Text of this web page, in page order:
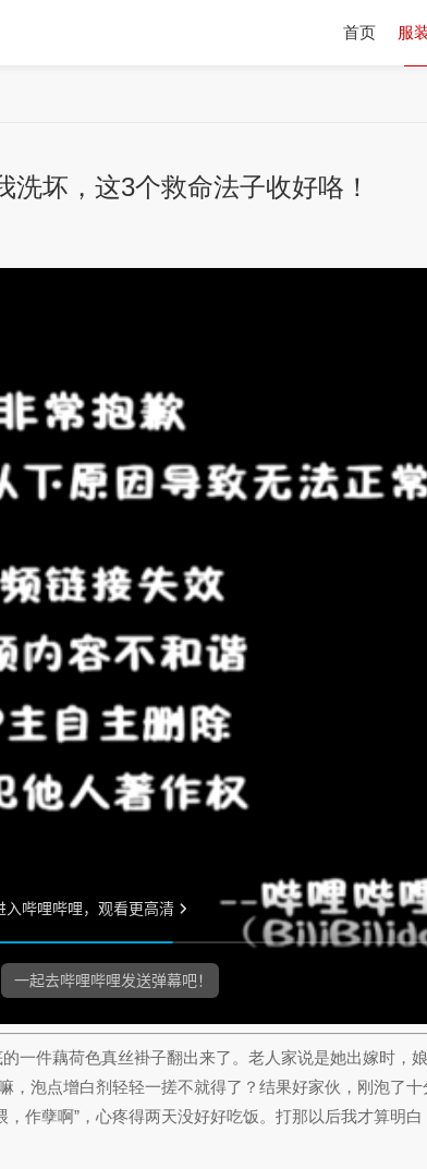
首页 服
坏，这3个救命法子收好咯！
件藕荷色真丝褂子翻出来了。老人家说是她出嫁时，
泡点增白剂轻轻一搓不就得了？结果好家伙，刚泡了十
作孽啊”，心疼得两天没好好吃饭。打那以后我才算明